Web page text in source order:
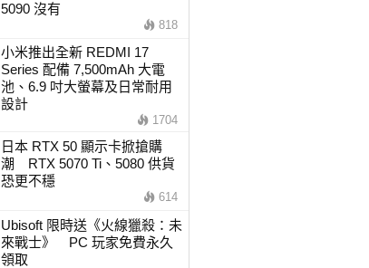
5090 沒有
818
小米推出全新 REDMI 17
Series 配備 7,500mAh 大電
池、6.9 吋大螢幕及日常耐用
設計
1704
日本 RTX 50 顯示卡掀搶購
潮 RTX 5070 Ti、5080 供貨
恐更不穩
614
Ubisoft 限時送《火線獵殺：未
來戰士》 PC 玩家免費永久
領取